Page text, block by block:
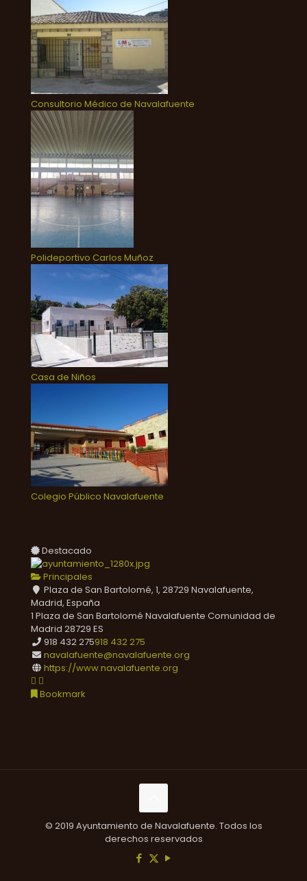
Consultorio Médico de Navalafuente
Polideportivo Carlos Muñoz
Casa de Niños
Colegio Público Navalafuente
Destacado
Principales
Plaza de San Bartolomé, 1, 28729 Navalafuente,
Madrid, España
1 Plaza de San Bartolomé Navalafuente Comunidad de
Madrid 28729 ES
918 432 275918 432 275
navalafuente@navalafuente.org
https://www.navalafuente.org
Bookmark
© 2019 Ayuntamiento de Navalafuente. Todos los
derechos reservados